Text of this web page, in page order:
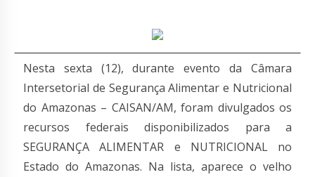
Nesta sexta (12), durante evento da Câmara
Intersetorial de Segurança Alimentar e Nutricional
do Amazonas – CAISAN/AM, foram divulgados os
recursos federais disponibilizados para a
SEGURANÇA ALIMENTAR e NUTRICIONAL no
Estado do Amazonas. Na lista, aparece o velho